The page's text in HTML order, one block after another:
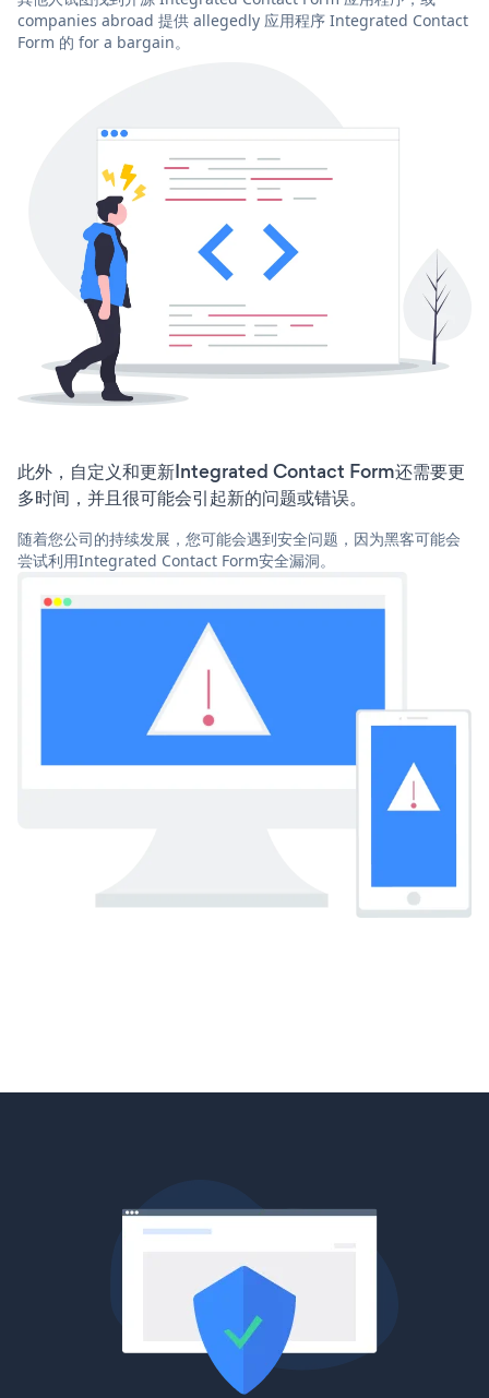
companies abroad 提供 allegedly 应用程序 Integrated Contact
Form 的 for a bargain。
此外，自定义和更新Integrated Contact Form还需要更
多时间，并且很可能会引起新的问题或错误。
随着您公司的持续发展，您可能会遇到安全问题，因为黑客可能会
尝试利用Integrated Contact Form安全漏洞。